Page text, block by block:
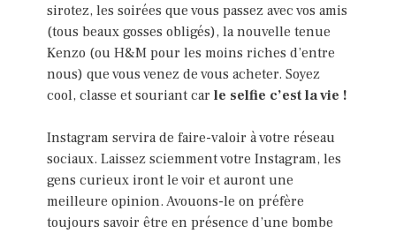
sirotez, les soirées que vous passez avec vos amis
(tous beaux gosses obligés), la nouvelle tenue
Kenzo (ou H&M pour les moins riches d’entre
nous) que vous venez de vous acheter. Soyez
cool, classe et souriant car le selfie c’est la vie !
Instagram servira de faire-valoir à votre réseau
sociaux. Laissez sciemment votre Instagram, les
gens curieux iront le voir et auront une
meilleure opinion. Avouons-le on préfère
toujours savoir être en présence d’une bombe